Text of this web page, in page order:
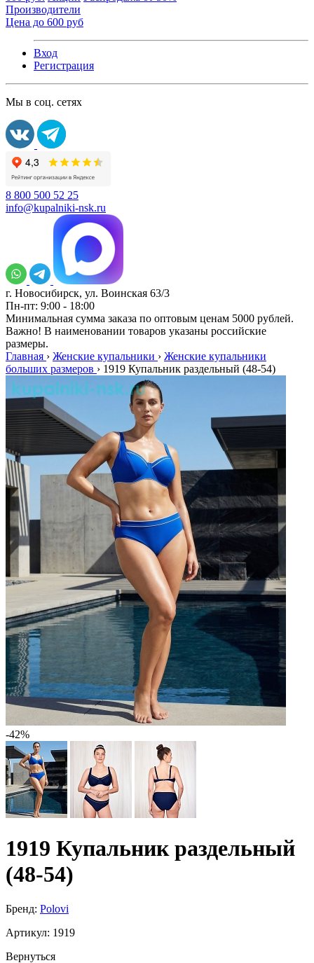
Производители
Цена до 600 руб
Вход
Регистрация
Мы в соц. сетях
8 800 500 52 25
info@kupalniki-nsk.ru
г. Новосибирск, ул. Воинская 63/3
Пн-пт: 9:00 - 18:00
Минимальная сумма заказа по оптовым ценам 5000 рублей.
Важно! В наименовании товаров указаны российские
размеры.
Главная › Женские купальники › Женские купальники
больших размеров › 1919 Купальник раздельный (48-54)
-42%
1919 Купальник раздельный
(48-54)
Бренд: Polovi
Артикул: 1919
Вернуться